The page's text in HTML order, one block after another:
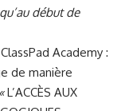
début de
ClassPad Academy :
de manière
L’ACCÈS AUX